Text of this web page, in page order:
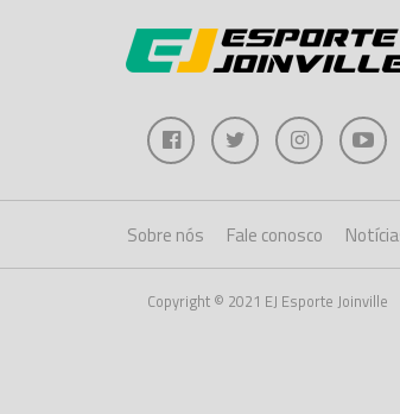
Sobre nós Fale conosco
Copyright © 2021 EJ Esporte Joinville